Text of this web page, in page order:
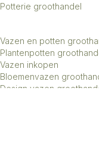
Potterie groothandel
Vazen en potten
Plantenpotten
Vazen inkopen
Bloemenvazen
Design vazen